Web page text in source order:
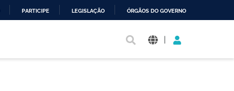
PARTICIPE LEGISLAÇÃO ÓRGÃOS DO GOVERNO
|